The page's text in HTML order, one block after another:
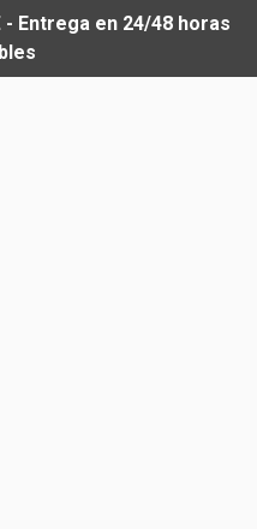
Entrega en 24/48 horas